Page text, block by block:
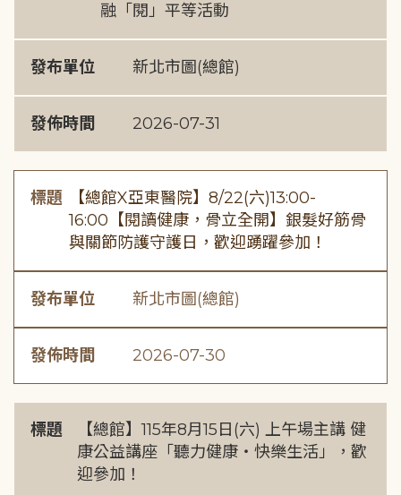
融「閱」平等活動
發布單位 新北市圖(總館)
發佈時間 2026-07-31
標題
【總館X亞東醫院】8/22(六)13:00-
16:00【閱讀健康，骨立全開】銀髮好筋骨
與關節防護守護日，歡迎踴躍參加！
發布單位 新北市圖(總館)
發佈時間 2026-07-30
標題
【總館】115年8月15日(六) 上午場主講 健
康公益講座「聽力健康・快樂生活」，歡
迎參加！